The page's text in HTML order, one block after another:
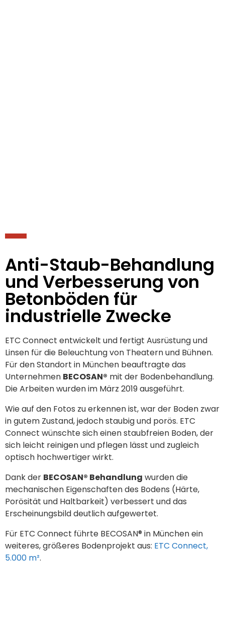
Anti-Staub-Behandlung
und Verbesserung von
Betonböden für
industrielle Zwecke
ETC Connect entwickelt und fertigt Ausrüstung und
Linsen für die Beleuchtung von Theatern und Bühnen.
Für den Standort in München beauftragte das
Unternehmen BECOSAN® mit der Bodenbehandlung.
Die Arbeiten wurden im März 2019 ausgeführt.
Wie auf den Fotos zu erkennen ist, war der Boden zwar
in gutem Zustand, jedoch staubig und porös. ETC
Connect wünschte sich einen staubfreien Boden, der
sich leicht reinigen und pflegen lässt und zugleich
optisch hochwertiger wirkt.
Dank der BECOSAN® Behandlung wurden die
mechanischen Eigenschaften des Bodens (Härte,
Porösität und Haltbarkeit) verbessert und das
Erscheinungsbild deutlich aufgewertet.
Für ETC Connect führte BECOSAN® in München ein
weiteres, größeres Bodenprojekt aus: ETC Connect,
5.000 m².